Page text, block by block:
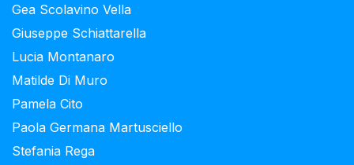
Gea Scolavino Vella
Giuseppe Schiattarella
Lucia Montanaro
Matilde Di Muro
Pamela Cito
Paola Germana Martusciello
Stefania Rega